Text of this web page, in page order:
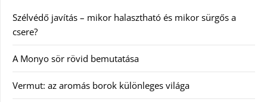
Szélvédő javítás – mikor halasztható és mikor sürgős a
csere?
A Monyo sör rövid bemutatása
Vermut: az aromás borok különleges világa